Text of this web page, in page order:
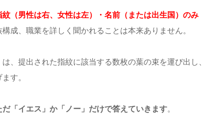
（男性は右、女性は左）・名前（または出生国）のみ
成、職業を詳しく聞かれることは本来ありません。
、提出された指紋に該当する数枚の葉の束を運び出し、
す。
「イエス」か「ノー」だけで答えていきます。